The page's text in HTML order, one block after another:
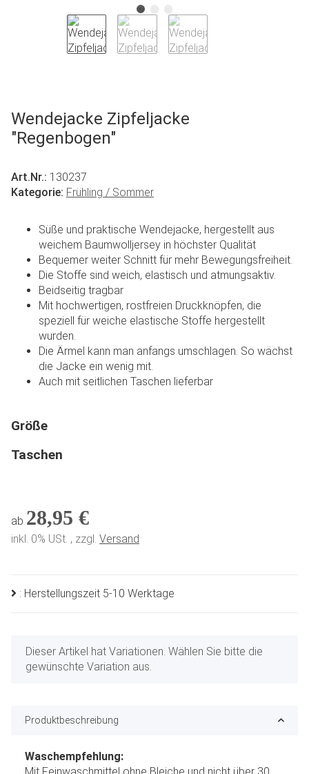
Wendejacke Zipfeljacke
"Regenbogen"
Art.Nr.: 130237
Kategorie: Frühling / Sommer
Süße und praktische Wendejacke, hergestellt aus
weichem Baumwolljersey in höchster Qualität
Bequemer weiter Schnitt für mehr Bewegungsfreiheit.
Die Stoffe sind weich, elastisch und atmungsaktiv.
Beidseitig tragbar
Mit hochwertigen, rostfreien Druckknöpfen, die
speziell für weiche elastische Stoffe hergestellt
wurden.
Die Ärmel kann man anfangs umschlagen. So wächst
die Jacke ein wenig mit.
Auch mit seitlichen Taschen lieferbar
Größe
Taschen
ab 28,95 €
inkl. 0% USt. , zzgl. Versand
: Herstellungszeit 5-10 Werktage
x
Dieser Artikel hat Variationen. Wählen Sie bitte die
gewünschte Variation aus.
Produktbeschreibung
Waschempfehlung: